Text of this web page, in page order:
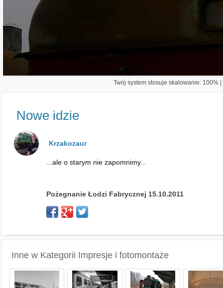
Twój system stosuje skalowanie: 100%
Nowe idzie
Krzakozaur
...ale o starym nie zapomnimy...
Pożegnanie Łodzi Fabrycznej 15.10.2011
Inne w Kategorii Impresje i fotomontaże